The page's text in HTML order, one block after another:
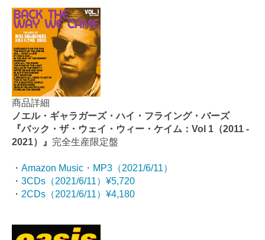
商品詳細
ノエル・ギャラガーズ・ハイ・フライング・バーズ
『バック・ザ・ウェイ・ウィー・ケイム：Vol 1（2011 -
2021）』 完全生産限定盤
・ Amazon Music・MP3（2021/6/11）
・ 3CDs（2021/6/11）¥5,720
・ 2CDs（2021/6/11）¥4,180